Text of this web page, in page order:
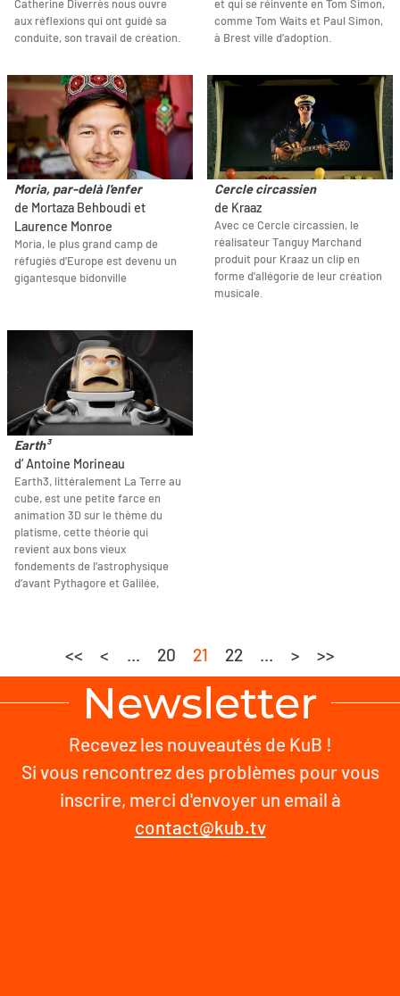
Catherine Diverrès nous ouvre
aux réflexions qui ont guidé sa
conduite, son travail de création.
et qui se réinvente en Tom Simon,
comme Tom Waits et Paul Simon,
à Brest ville d’adoption.
Moria, par-delà l'enfer
de Mortaza Behboudi et
Laurence Monroe
Moria, le plus grand camp de
réfugiés d’Europe est devenu un
gigantesque bidonville
Cercle circassien
de Kraaz
Avec ce Cercle circassien, le
réalisateur Tanguy Marchand
produit pour Kraaz un clip en
forme d'allégorie de leur création
musicale.
Earth³
d’ Antoine Morineau
Earth3, littéralement La Terre au
cube, est une petite farce en
animation 3D sur le thème du
platisme, cette théorie qui
revient aux bons vieux
fondements de l’astrophysique
d’avant Pythagore et Galilée,
<< < ... 20 21 22 ... > >>
Newsletter
Recevez les nouveautés de KuB !
Si vous rencontrez des problèmes pour vous
inscrire, merci d'envoyer un email à
contact@kub.tv